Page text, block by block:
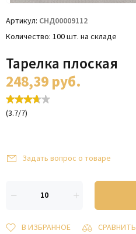
Артикул СНД00009112
Количество 100 шт. на складе
Тарелка плоская
248,39руб.
(3.7/7)
Задать вопрос о товаре
В ИЗБРАННОЕ СРАВНИТЬ